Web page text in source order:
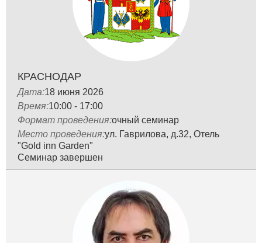
КРАСНОДАР
Дата:18 июня 2026
Время:10:00 - 17:00
Формат проведения:очный семинар
Место проведения:ул. Гаврилова, д.32, Отель
"Gold inn Garden"
Семинар завершен